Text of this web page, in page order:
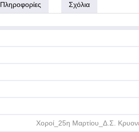
Πληροφορίες Σχόλια
Χοροί_25η Μαρτίου_Δ.Σ.